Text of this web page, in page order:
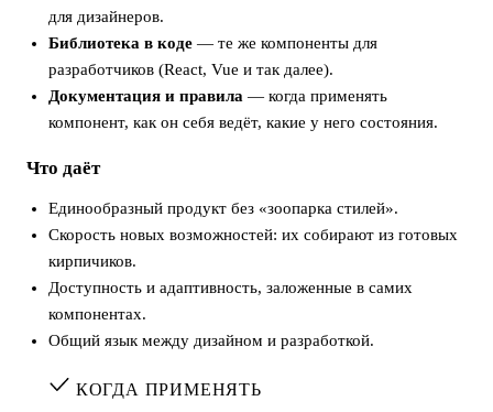
для дизайнеров.
Библиотека в коде — те же компоненты для
разработчиков (React, Vue и так далее).
Документация и правила — когда применять
компонент, как он себя ведёт, какие у него состояния.
Что даёт
Единообразный продукт без «зоопарка стилей».
Скорость новых возможностей: их собирают из готовых
кирпичиков.
Доступность и адаптивность, заложенные в самих
компонентах.
Общий язык между дизайном и разработкой.
КОГДА ПРИМЕНЯТЬ